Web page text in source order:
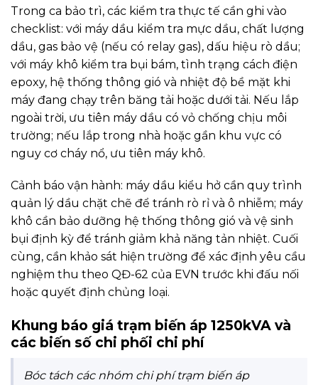
Trong ca bảo trì, các kiểm tra thực tế cần ghi vào
checklist: với máy dầu kiểm tra mực dầu, chất lượng
dầu, gas bảo vệ (nếu có relay gas), dấu hiệu rò dầu;
với máy khô kiểm tra bụi bám, tình trạng cách điện
epoxy, hệ thống thông gió và nhiệt độ bề mặt khi
máy đang chạy trên băng tải hoặc dưới tải. Nếu lắp
ngoài trời, ưu tiên máy dầu có vỏ chống chịu môi
trường; nếu lắp trong nhà hoặc gần khu vực có
nguy cơ cháy nổ, ưu tiên máy khô.
Cảnh báo vận hành: máy dầu kiểu hở cần quy trình
quản lý dầu chặt chẽ để tránh rò rỉ và ô nhiễm; máy
khô cần bảo dưỡng hệ thống thông gió và vệ sinh
bụi định kỳ để tránh giảm khả năng tản nhiệt. Cuối
cùng, cần khảo sát hiện trường để xác định yêu cầu
nghiệm thu theo QĐ-62 của EVN trước khi đấu nối
hoặc quyết định chủng loại.
Khung báo giá trạm biến áp 1250kVA và
các biến số chi phối chi phí
Bóc tách các nhóm chi phí trạm biến áp